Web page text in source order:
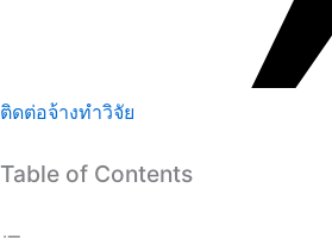
ติดต่อจ้างทำวิจัย
Table of Contents